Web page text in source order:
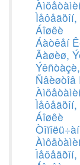
Ìåôåäðîí,
Áîøêè
Áàòêåí
Ãàøèø,
Ñâèøòîâ
Ìåôåäðîí,
Áîøêè
Ìåôåäðîí,